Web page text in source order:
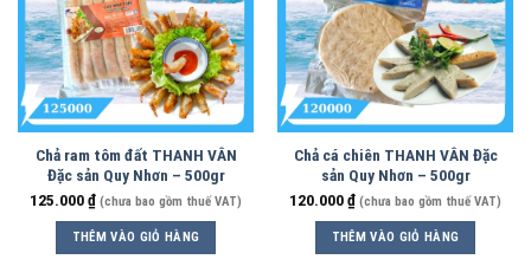
Chả ram tôm đất THANH VÂN
Đặc sản Quy Nhơn – 500gr
125.000₫ (chưa bao gồm thuế VAT)
THÊM VÀO GIỎ HÀNG
Chả cá chiên THANH VÂN Đặc
sản Quy Nhơn – 500gr
120.000₫ (chưa bao gồm thuế VAT)
THÊM VÀO GIỎ HÀNG